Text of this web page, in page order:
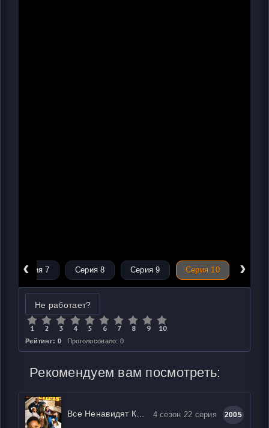
‹
Серия 7 Серия 8 Серия 9 Серия 10 ›
Не работает?
Рейтинг: 0 Проголосовало: 0
Рекомендуем вам посмотреть:
4 сезон 22 серия 2005